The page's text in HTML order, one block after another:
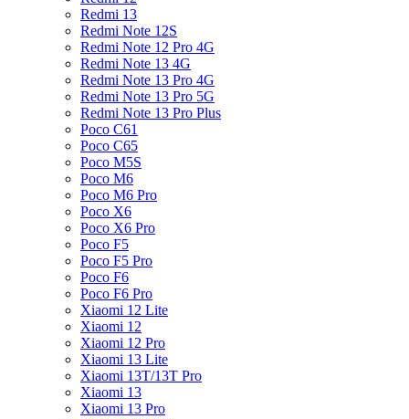
Redmi 13
Redmi Note 12S
Redmi Note 12 Pro 4G
Redmi Note 13 4G
Redmi Note 13 Pro 4G
Redmi Note 13 Pro 5G
Redmi Note 13 Pro Plus
Poco C61
Poco C65
Poco M5S
Poco M6
Poco M6 Pro
Poco X6
Poco X6 Pro
Poco F5
Poco F5 Pro
Poco F6
Poco F6 Pro
Xiaomi 12 Lite
Xiaomi 12
Xiaomi 12 Pro
Xiaomi 13 Lite
Xiaomi 13T/13T Pro
Xiaomi 13
Xiaomi 13 Pro